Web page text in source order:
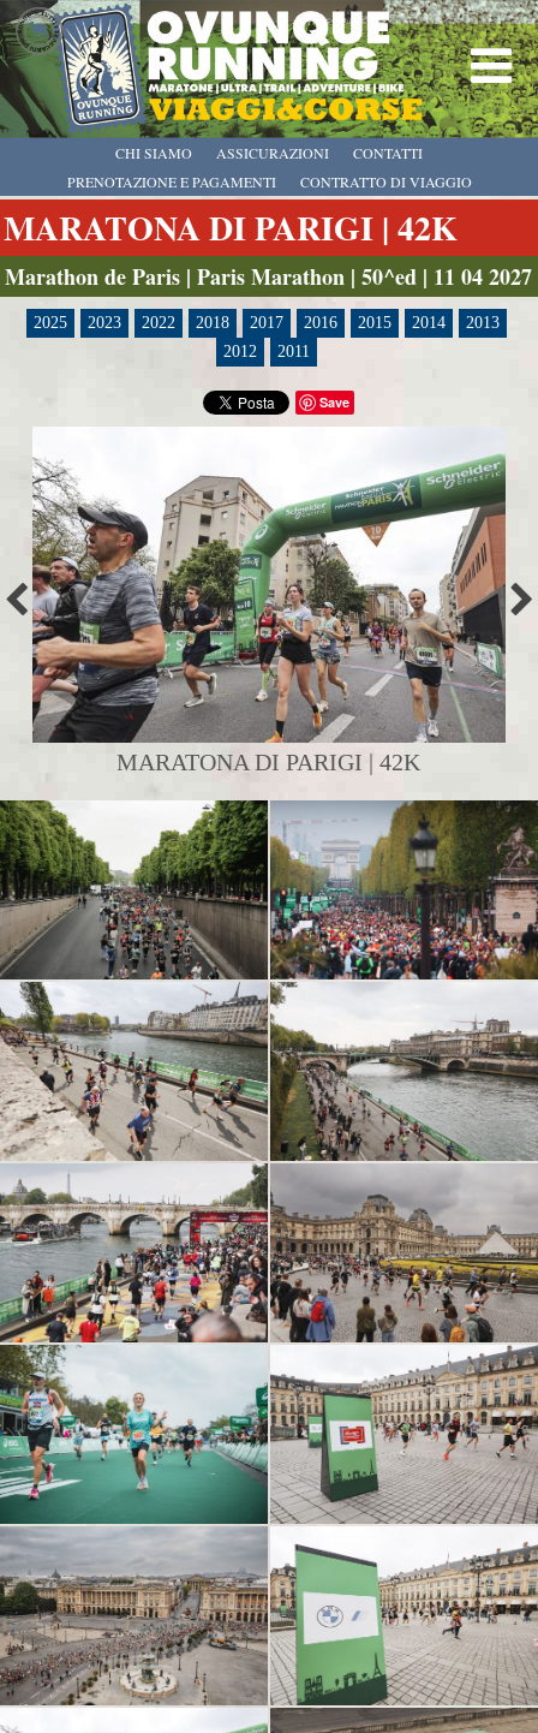
CHI SIAMO
PRENOTAZIONE E PAGAMENTI
CONTRATTO DI VIAGGIO
ASSICURAZIONI CONTATTI
MARATONA DI PARIGI | 42K
Marathon de Paris | Paris Marathon | 50^ed | 11 04 2027
2025 2023 2022 2018 2017 2016 2015 2014
2013
2012
2011
Save
MARATONA DI PARIGI | 42K